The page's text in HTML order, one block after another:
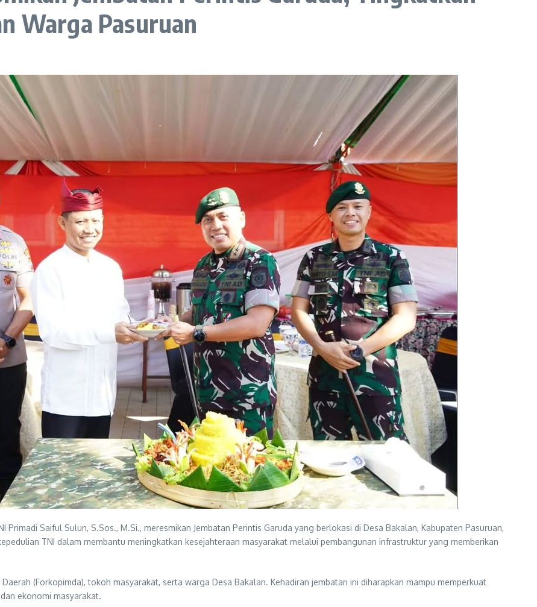
Warga Pasuruan
Saiful Sulun, S.Sos., M.Si., meresmikan Jembatan Perintis Garuda yang berlokasi di Desa Bakalan, Kabupaten Pasuruan,
TNI dalam membantu meningkatkan kesejahteraan masyarakat melalui pembangunan infrastruktur yang memberikan
(Forkopimda), tokoh masyarakat, serta warga Desa Bakalan. Kehadiran jembatan ini diharapkan mampu memperkuat
ekonomi masyarakat.